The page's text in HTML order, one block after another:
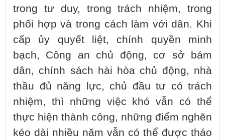
trong tư duy, trong trách nhiệm, trong
phối hợp và trong cách làm với dân. Khi
cấp ủy quyết liệt, chính quyền minh
bạch, Công an chủ động, cơ sở bám
dân, chính sách hài hòa chủ động, nhà
thầu đủ năng lực, chủ đầu tư có trách
nhiệm, thì những việc khó vẫn có thể
thực hiện thành công, những điểm nghẽn
kéo dài nhiều năm vẫn có thể được tháo